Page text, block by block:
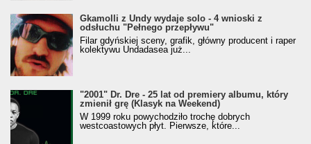
Gkamolli z Undy wydaje solo - 4 wnioski z
odsłuchu "Pełnego przepływu"
Filar gdyńskiej sceny, grafik, główny producent i raper
kolektywu Undadasea już...
"2001" Dr. Dre - 25 lat od premiery albumu, który
zmienił grę (Klasyk na Weekend)
W 1999 roku powychodziło trochę dobrych
westcoastowych płyt. Pierwsze, które...